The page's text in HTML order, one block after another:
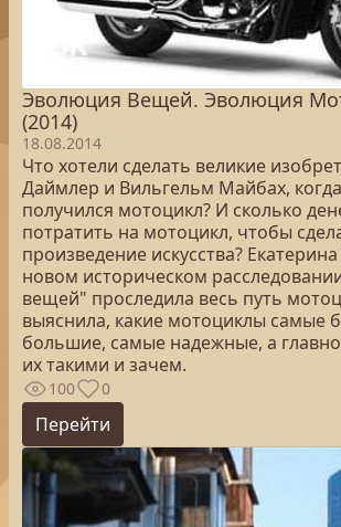
Эволюция Вещей. Эволюция
(2014)
18.08.2014
Что хотели сделать великие
Даймлер и Вильгельм Майбах,
получился мотоцикл? И сколько
потратить на мотоцикл, чтобы
произведение искусства?
новом историческом
вещей" проследила весь путь
выяснила, какие мотоциклы самые
большие, самые надежные, а
их такими и зачем.
100 0
Перейти